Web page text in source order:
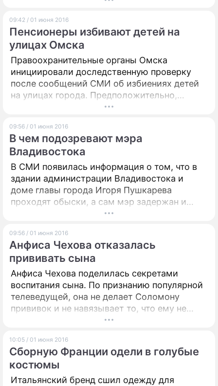
пассажирского лайнера в небе над
Средиземным морем – специалисты
вынуждены искать бортовые самописцы под
толстым слоем воды.
09:42 / 01 июня 2016
Пенсионеры избивают детей на
улицах Омска
Правоохранительные органы Омска
инициировали доследственную проверку
после сообщений СМИ об избиениях детей
на улицах города. Предположительно,
пенсионер и его супруга вот уже в течение
гуляющих во дворе.
09:56 / 01 июня 2016
В чем подозревают мэра
Владивостока
В СМИ появилась информация о том, что в
здании администрации Владивостока и
доме главы города Игоря Пушкарева
проходят обыски, а сам мэр задержан и
срочно доставлен в Москву. Силовые
и не опровергают эти данные.
09:56 / 01 июня 2016
Анфиса Чехова отказалась
прививать сына
Анфиса Чехова поделилась секретами
воспитания сына. По признанию популярной
телеведущей, она не делает Соломону
прививок и не навязывает то, что ему не
10:05 / 01 июня 2016
Сборную Франции одели в голубые
костюмы
Итальянский бренд сшил одежду для